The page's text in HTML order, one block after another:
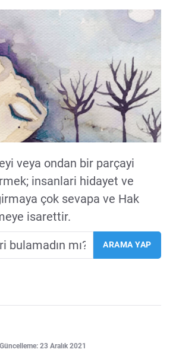
veya ondan bir parçayi
insanlari hidayet ve
çok sevapa ve Hak
isarettir.
Güncelleme: 23 Aralık 2021